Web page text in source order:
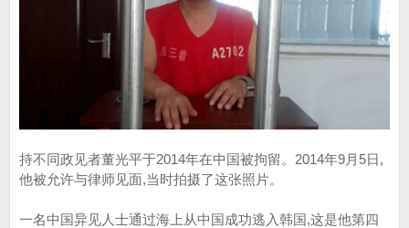
持不同政见者董光平于2014年在中国被拘留。2014年9月5日,
他被允许与律师见面,当时拍摄了这张照片。
一名中国异见人士通过海上从中国成功逃入韩国,这是他第四